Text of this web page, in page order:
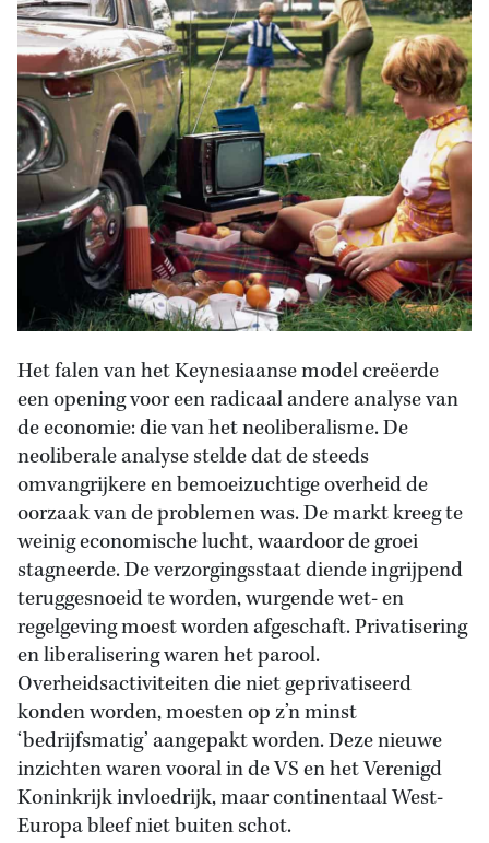
Het falen van het Keynesiaanse model creëerde
een opening voor een radicaal andere analyse van
de economie: die van het neoliberalisme. De
neoliberale analyse stelde dat de steeds
omvangrijkere en bemoeizuchtige overheid de
oorzaak van de problemen was. De markt kreeg te
weinig economische lucht, waardoor de groei
stagneerde. De verzorgingsstaat diende ingrijpend
teruggesnoeid te worden, wurgende wet- en
regelgeving moest worden afgeschaft. Privatisering
en liberalisering waren het parool.
Overheidsactiviteiten die niet geprivatiseerd
konden worden, moesten op z’n minst
‘bedrijfsmatig’ aangepakt worden. Deze nieuwe
inzichten waren vooral in de VS en het Verenigd
Koninkrijk invloedrijk, maar continentaal West-
Europa bleef niet buiten schot.